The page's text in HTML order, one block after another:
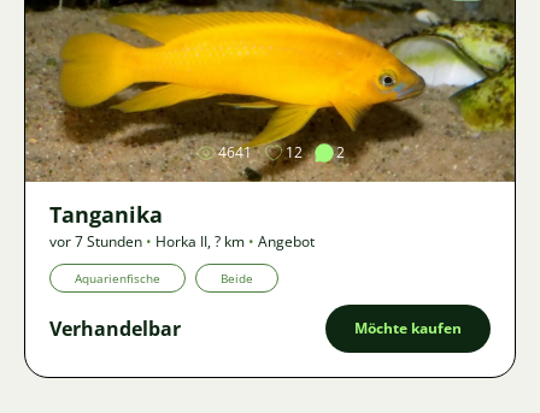
Bild
4641 12 2
Tanganika
vor 7 Stunden • Horka II,? km • Angebot
Aquarienfische Beide
Verhandelbar Möchte kaufen